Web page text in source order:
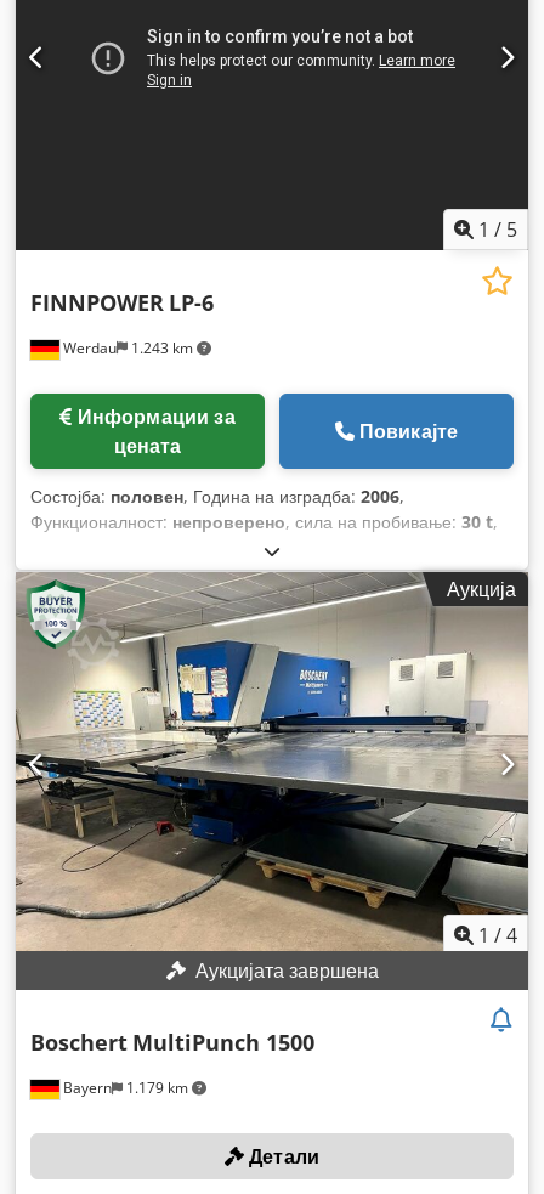
1 / 5
Werdau 1.243 km
FINNPOWER LP-6
цената
Повикајте
Состојба: половен, Година на изградба: 2006,
Функционалност: непроверено, сила на пробивање: 30 t,
Аукција
1 /4
Аукцијата завршена
Bayern 1.179 km
Boschert MultiPunch 1500
Детали